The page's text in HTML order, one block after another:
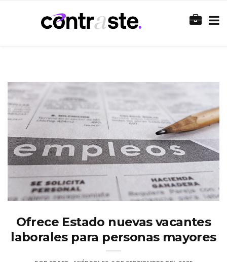
Ofrece Estado nuevas vacantes
laborales para personas mayores